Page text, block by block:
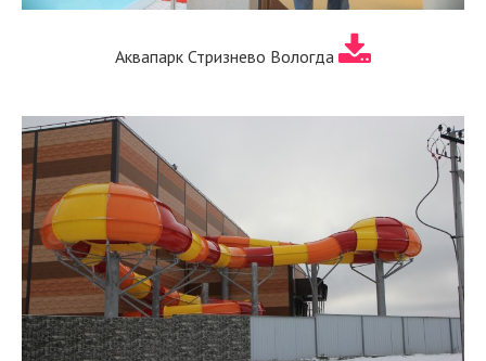
Аквапарк Стризнево Вологда